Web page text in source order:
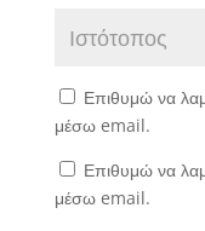
Επιθυμώ να
μέσω email.
Επιθυμώ να
μέσω email.